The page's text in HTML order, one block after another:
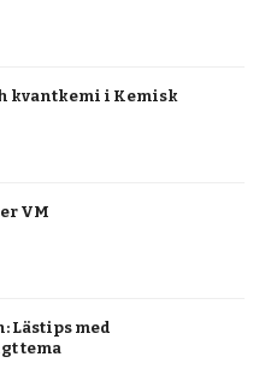
kvantkemi i Kemisk
VM
Lästips med
tema